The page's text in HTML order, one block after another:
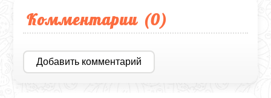
Комментарии (0)
Добавить комментарий